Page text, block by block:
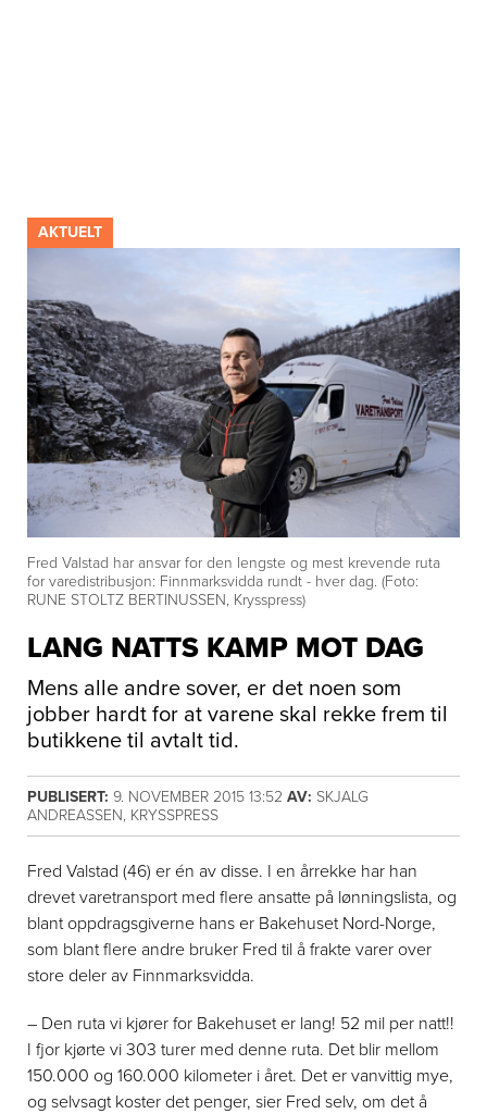
AKTUELT
Fred Valstad har ansvar for den lengste og mest krevende ruta
for varedistribusjon: Finnmarksvidda rundt - hver dag. (Foto:
RUNE STOLTZ BERTINUSSEN, Krysspress)
LANG NATTS KAMP MOT DAG
Mens alle andre sover, er det noen som
jobber hardt for at varene skal rekke frem til
butikkene til avtalt tid.
PUBLISERT: 9. NOVEMBER 2015 13:52 AV: SKJALG
ANDREASSEN, KRYSSPRESS
Fred Valstad (46) er én av disse. I en årrekke har han
drevet varetransport med flere ansatte på lønningslista, og
blant oppdragsgiverne hans er Bakehuset Nord-Norge,
som blant flere andre bruker Fred til å frakte varer over
store deler av Finnmarksvidda.
– Den ruta vi kjører for Bakehuset er lang! 52 mil per natt!!
I fjor kjørte vi 303 turer med denne ruta. Det blir mellom
150.000 og 160.000 kilometer i året. Det er vanvittig mye,
og selvsagt koster det penger, sier Fred selv, om det å